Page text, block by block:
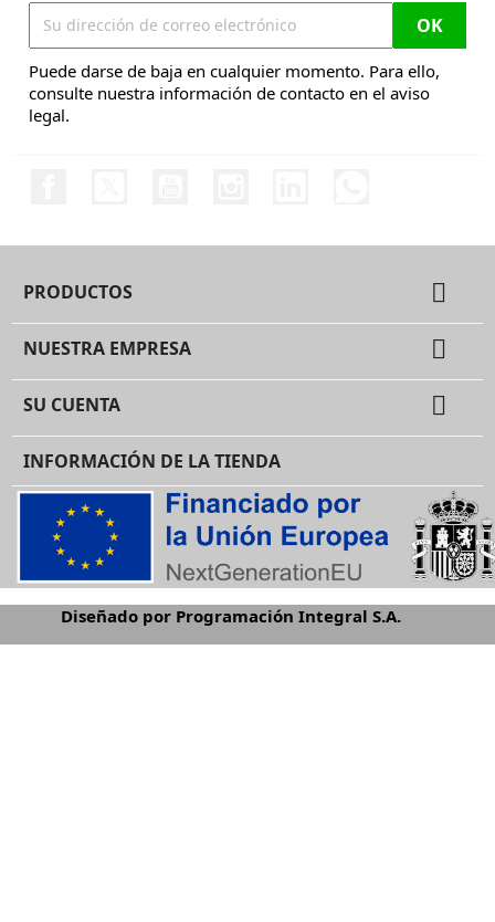
Puede darse de baja en cualquier momento. Para ello,
consulte nuestra información de contacto en el aviso
legal.
PRODUCTOS 
NUESTRA EMPRESA 
SU CUENTA 
INFORMACIÓN DE LA TIENDA
Diseñado por Programación Integral S.A.